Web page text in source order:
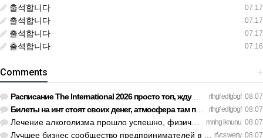
07.17
출석합니다
07.17
출석합니다
07.17
출석합니다
07.16
출석합니다
+
Comments
rthgf edfgbgf 08.07
Расписание The International 2026 просто топ, жду финал! htt…
rthgf edfgbgf 08.07
Билеты на инт стоят своих денег, атмосфера там просто непере…
mnhg lknunu 08.07
Лечение алкоголизма прошло успешно, физической тяги больше н…
rfvcs werty 08.07
Лучшее бизнес сообщество предпринимателей в Санкт-Петербурге…